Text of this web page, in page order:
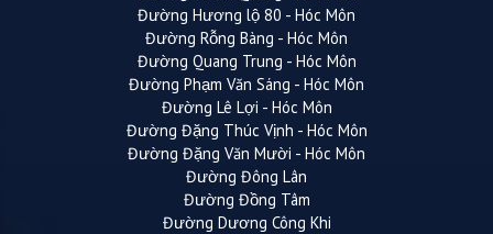
Đường Hương lộ 80 - Hóc Môn
Đường Rỗng Bàng - Hóc Môn
Đường Quang Trung - Hóc Môn
Đường Phạm Văn Sáng - Hóc Môn
Đường Lê Lợi - Hóc Môn
Đường Đặng Thúc Vịnh - Hóc Môn
Đường Đặng Văn Mười - Hóc Môn
Đường Đông Lân
Đường Đồng Tâm
Đường Dương Công Khi